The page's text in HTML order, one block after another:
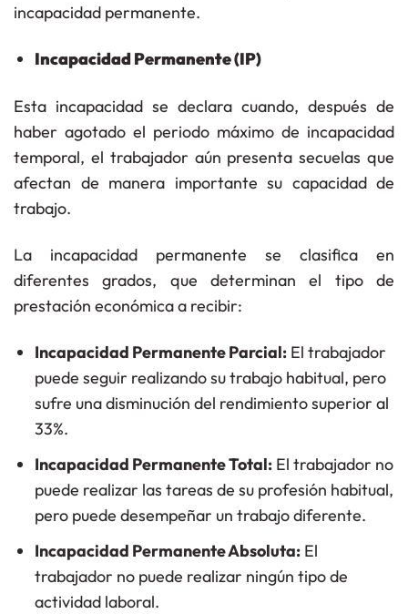
incapacidad permanente.
Incapacidad Permanente (IP)
Esta incapacidad se declara cuando, después de
haber agotado el periodo máximo de incapacidad
temporal, el trabajador aún presenta secuelas que
afectan de manera importante su capacidad de
trabajo.
La incapacidad permanente se clasifica en
diferentes grados, que determinan el tipo de
prestación económica a recibir:
Incapacidad Permanente Parcial: El trabajador
puede seguir realizando su trabajo habitual, pero
sufre una disminución del rendimiento superior al
33%.
Incapacidad Permanente Total: El trabajador no
puede realizar las tareas de su profesión habitual,
pero puede desempeñar un trabajo diferente.
Incapacidad Permanente Absoluta: El
trabajador no puede realizar ningún tipo de
actividad laboral.